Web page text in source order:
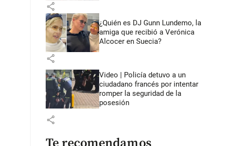
share
¿Quién es DJ Gunn Lundemo, la
amiga que recibió a Verónica
Alcocer en Suecia?
share
Video | Policía detuvo a un
ciudadano francés por intentar
romper la seguridad de la
posesión
share